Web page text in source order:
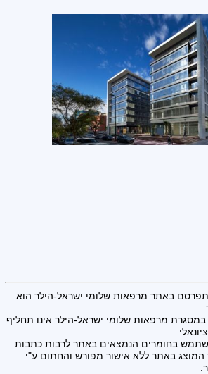
באתר מרפאות שלומי ישראל-הילר הוא
במסגרת מרפאות שלומי ישראל-הילר אינו תחליף
בחומרים הנמצאים באתר לרבות כתבות
המוצג באתר ללא אישור מפורש והחתום ע"י